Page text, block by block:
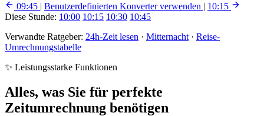
09:45 | Benutzerdefinierten Konverter verwenden | 10:15
Diese Stunde: 10:00 10:15 10:30 10:45
Verwandte Ratgeber: 24h-Zeit lesen · Mitternacht · Reise-
Umrechnungstabelle
✨ Leistungsstarke Funktionen
Alles, was Sie für perfekte
Zeitumrechnung benötigen